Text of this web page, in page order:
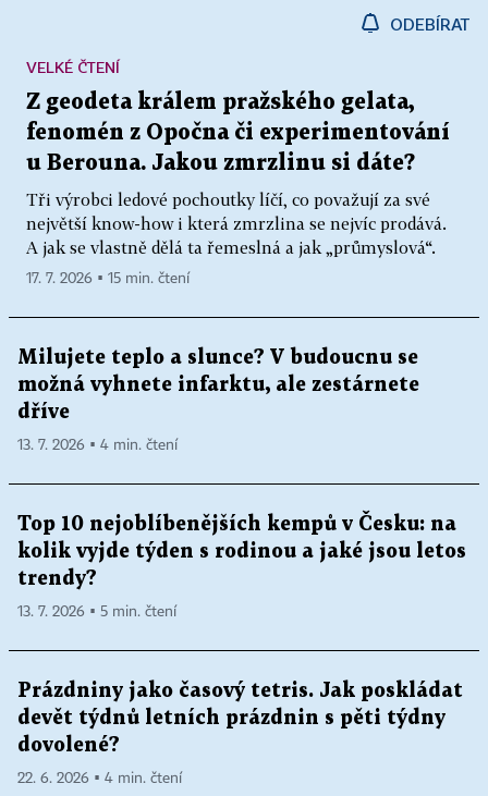
ODEBÍRAT
Z geodeta králem pražského gelata,
fenomén z Opočna či experimentování
u Berouna. Jakou zmrzlinu si dáte?
Tři výrobci ledové pochoutky líčí, co považují za své
největší know-how i která zmrzlina se nejvíc prodává.
A jak se vlastně dělá ta řemeslná a jak „průmyslová“.
VELKÉ ČTENÍ
17. 7. 2026 ▪ 15 min. čtení
Milujete teplo a slunce? V budoucnu se
možná vyhnete infarktu, ale zestárnete
dříve
13. 7. 2026 ▪ 4 min. čtení
Top 10 nejoblíbenějších kempů v Česku: na
kolik vyjde týden s rodinou a jaké jsou letos
trendy?
13. 7. 2026 ▪ 5 min. čtení
Prázdniny jako časový tetris. Jak poskládat
devět týdnů letních prázdnin s pěti týdny
dovolené?
22. 6. 2026 ▪ 4 min. čtení